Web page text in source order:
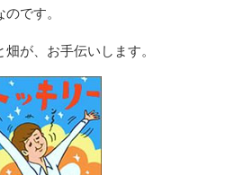
です。
が、お手伝いします。